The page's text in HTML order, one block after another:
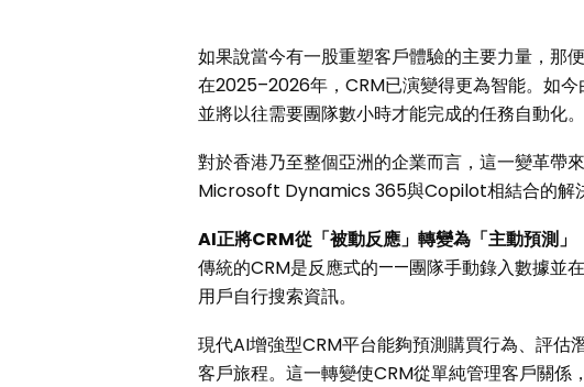
如果說當今有一股重塑客戶體驗的主要力量，那
在2025–2026年，CRM已演變得更為智能。如
並將以往需要團隊數小時才能完成的任務自動化。
對於香港乃至整個亞洲的企業而言，這一變革帶
Microsoft Dynamics 365與Copilot相結合的解
AI正將CRM從「被動反應」轉變為「主動預測」
傳統的CRM是反應式的——團隊手動錄入數據並
用戶自行搜索資訊。
現代AI增強型CRM平台能夠預測購買行為、評
客戶旅程。這一轉變使CRM從單純管理客戶關係